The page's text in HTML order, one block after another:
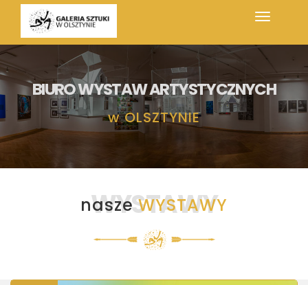
BIURO WYSTAW ARTYSTYCZNYCH
w OLSZTYNIE
WYSTAWY
naszeWYSTAWY